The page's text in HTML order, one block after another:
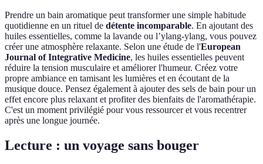
Prendre un bain aromatique peut transformer une simple habitude
quotidienne en un rituel de détente incomparable. En ajoutant des
huiles essentielles, comme la lavande ou l’ylang-ylang, vous pouvez
créer une atmosphère relaxante. Selon une étude de l'European
Journal of Integrative Medicine, les huiles essentielles peuvent
réduire la tension musculaire et améliorer l'humeur. Créez votre
propre ambiance en tamisant les lumières et en écoutant de la
musique douce. Pensez également à ajouter des sels de bain pour un
effet encore plus relaxant et profiter des bienfaits de l'aromathérapie.
C'est un moment privilégié pour vous ressourcer et vous recentrer
après une longue journée.
Lecture : un voyage sans bouger